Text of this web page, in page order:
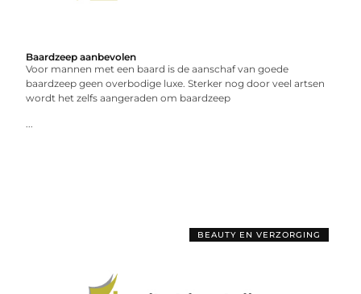
Baardzeep aanbevolen
Voor mannen met een baard is de aanschaf van goede
baardzeep geen overbodige luxe. Sterker nog door veel artsen
wordt het zelfs aangeraden om baardzeep
...
BEAUTY EN VERZORGING